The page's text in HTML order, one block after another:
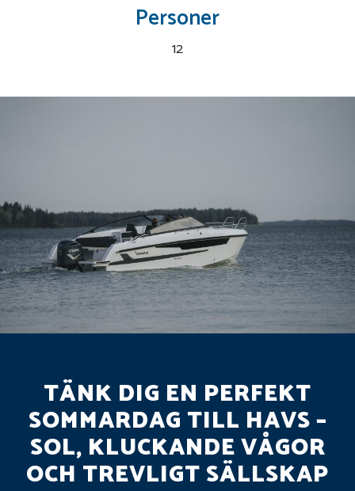
Personer
12
TÄNK DIG EN PERFEKT
SOMMARDAG TILL HAVS –
SOL, KLUCKANDE VÅGOR
OCH TREVLIGT SÄLLSKAP